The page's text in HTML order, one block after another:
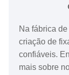
Na fábrica
criação de
confiáveis.
mais sobre